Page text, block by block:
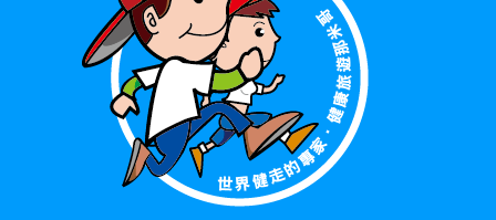
為提供精確的服務，我們會將收集的問卷調查內容進行統計與
分析，分析結果之統計數據或說明文字呈現，除供內部研究
外，我們會視需要公佈統計數據及說明文字，但不涉及特定個
人之資料。
除非取得您的同意或其他法令之特別規定，本網站絕不會將您
的個人資料揭露予第三人或使用於蒐集目的以外之其他用途。
在您於本網站註冊帳號、使用本網站相關產品、服務、活動或
贈獎時，本網站會收集您的個人識別資料，本網站也可以從商
業夥伴處取得個人資料。
當客戶在本網站註冊時，我們會取得您的姓名、電話、住址、